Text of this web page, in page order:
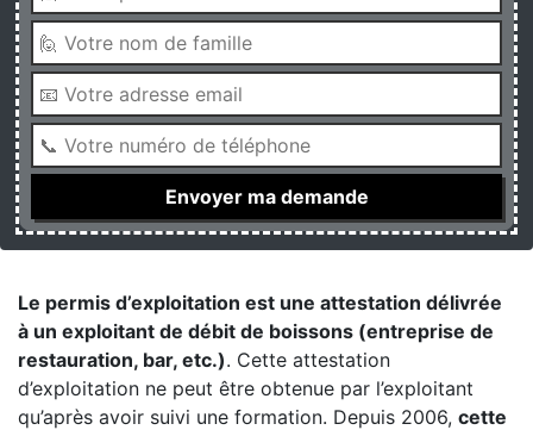
Le permis d’exploitation est une attestation délivrée
à un exploitant de débit de boissons (entreprise de
restauration, bar, etc.). Cette attestation
d’exploitation ne peut être obtenue par l’exploitant
qu’après avoir suivi une formation. Depuis 2006, cette